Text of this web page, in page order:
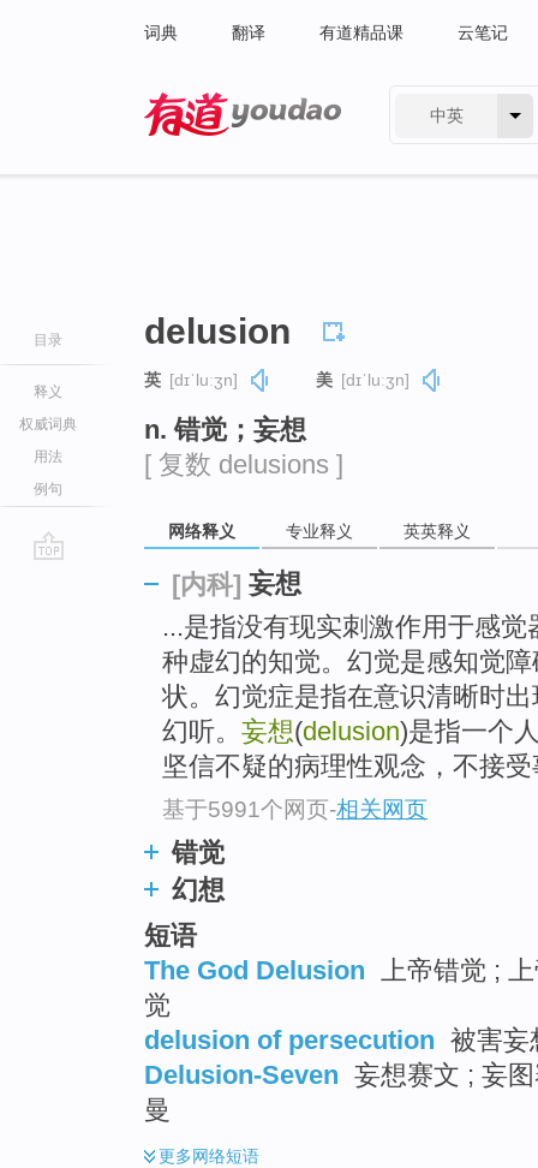
词典 翻译 有道精品课 云笔记
中英
目录
释义
权威词典
用法
例句
delusion
英 [dɪˈluːʒn] 美 [dɪˈluːʒn]
n. 错觉；妄想
[ 复数 delusions ]
网络释义 专业释义 英英释义
[内科] 妄想
...是指没有现实刺激作用于感
种虚幻的知觉。幻觉是感知觉
状。幻觉症是指在意识清晰时
幻听。 妄想(delusion)是指一个
坚信不疑的病理性观念，不接
基于5991个网页-相关网页
错觉
幻想
短语
The God Delusion 上帝错觉 ;
觉
delusion of persecution 被害妄
Delusion-Seven 妄想赛文 ; 妄
曼
更多网络短语